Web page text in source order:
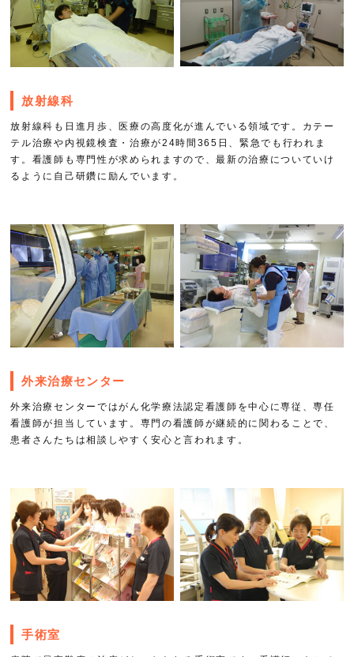
放射線科
放射線科も日進月歩、医療の高度化が進んでいる領域です。カテー
テル治療や内視鏡検査・治療が24時間365日、緊急でも行われま
す。看護師も専門性が求められますので、最新の治療についていけ
るように自己研鑽に励んでいます。
外来治療センター
外来治療センターではがん化学療法認定看護師を中心に専従、専任
看護師が担当しています。専門の看護師が継続的に関わることで、
患者さんたちは相談しやすく安心と言われます。
手術室